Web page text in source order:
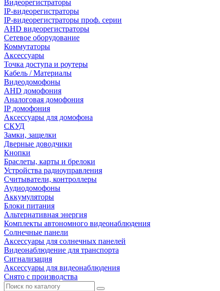
Видеорегистраторы
IP-видеорегистраторы
IP-видеорегистраторы проф. серии
AHD видеорегистраторы
Сетевое оборудование
Коммутаторы
Аксессуары
Точка доступа и роутеры
Кабель / Материалы
Видеодомофоны
AHD домофония
Аналоговая домофония
IP домофония
Аксессуары для домофона
СКУД
Замки, защелки
Дверные доводчики
Кнопки
Браслеты, карты и брелоки
Устройства радиоуправления
Считыватели, контроллеры
Аудиодомофоны
Аккумуляторы
Блоки питания
Альтернативная энергия
Комплекты автономного видеонаблюдения
Солнечные панели
Аксессуары для солнечных панелей
Видеонаблюдение для транспорта
Сигнализация
Аксессуары для видеонаблюдения
Снято с производства